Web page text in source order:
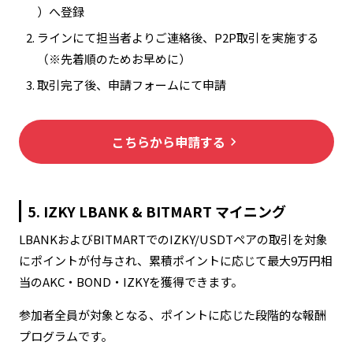
）へ登録
ラインにて担当者よりご連絡後、P2P取引を実施する
（※先着順のためお早めに）
取引完了後、申請フォームにて申請
こちらから申請する keyboard_arrow_right
5. IZKY LBANK & BITMART マイニング
LBANKおよびBITMARTでのIZKY/USDTペアの取引を対象
にポイントが付与され、累積ポイントに応じて最大9万円相
当のAKC・BOND・IZKYを獲得できます。
参加者全員が対象となる、ポイントに応じた段階的な報酬
プログラムです。